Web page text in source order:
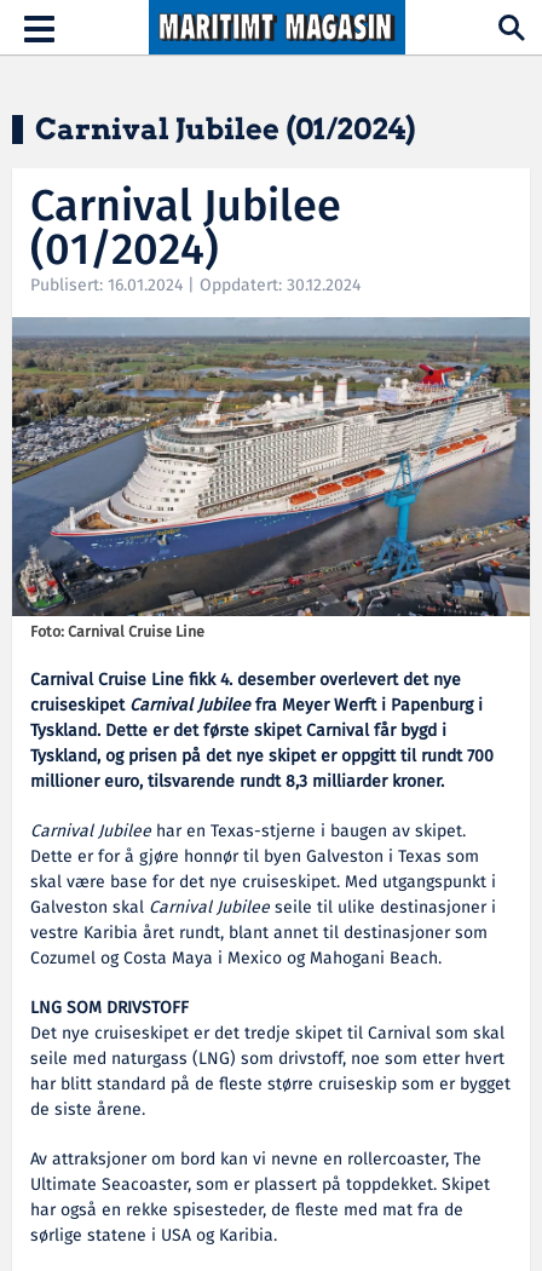
Hopp til hovedinnhold
Toggle
navigation
Carnival Jubilee (01/2024)
Carnival Jubilee
(01/2024)
Publisert: 16.01.2024 | Oppdatert: 30.12.2024
Foto: Carnival Cruise Line
Carnival Cruise Line fikk 4. desember overlevert det nye
cruiseskipetCarnival Jubileefra Meyer Werft i Papenburg i
Tyskland. Dette er det første skipet Carnival får bygd i
Tyskland, og prisen på det nye skipet er oppgitt til rundt 700
millioner euro, tilsvarende rundt 8,3 milliarder kroner.
Carnival Jubilee har en Texas-stjerne i baugen av skipet.
Dette er for å gjøre honnør til byen Galveston i Texas som
skal være base for det nye cruiseskipet. Med utgangspunkt i
Galveston skal Carnival Jubileeseile til ulike destinasjoner i
vestre Karibia året rundt, blant annet til destinasjoner som
Cozumel og Costa Maya i Mexico og Mahogani Beach.
LNG SOM DRIVSTOFF
Det nye cruiseskipet er det tredje skipet til Carnival som skal
seile med naturgass (LNG) som drivstoff, noe som etter hvert
har blitt standard på de fleste større cruiseskip som er bygget
de siste årene.
Av attraksjoner om bord kan vi nevne en rollercoaster, The
Ultimate Seacoaster, som er plassert på toppdekket. Skipet
har også en rekke spisesteder, de fleste med mat fra de
sørlige statene i USA og Karibia.